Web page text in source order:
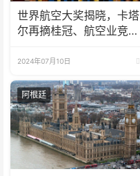
世界航空大奖揭晓，卡塔
尔再摘桂冠、航空业竞争
2024年07月10日
阿根廷